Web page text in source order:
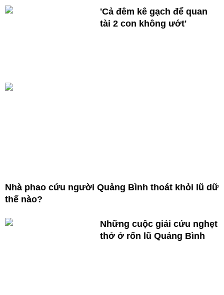
'Cả đêm kê gạch để quan
tài 2 con không ướt'
Nhà phao cứu người Quảng Bình thoát khỏi lũ dữ
thế nào?
Những cuộc giải cứu nghẹt
thở ở rốn lũ Quảng Bình